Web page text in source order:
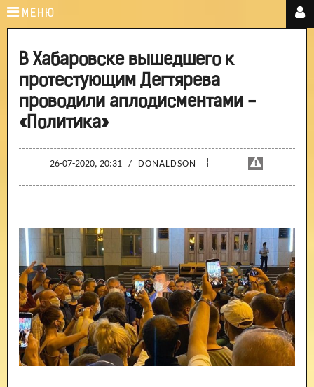
МЕНЮ
В Хабаровске вышедшего к
протестующим Дегтярева
проводили аплодисментами -
«Политика»
26-07-2020, 20:31 / DONALDSON ¦